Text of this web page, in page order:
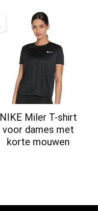
NIKE Miler T-shirt
voor dames met
korte mouwen